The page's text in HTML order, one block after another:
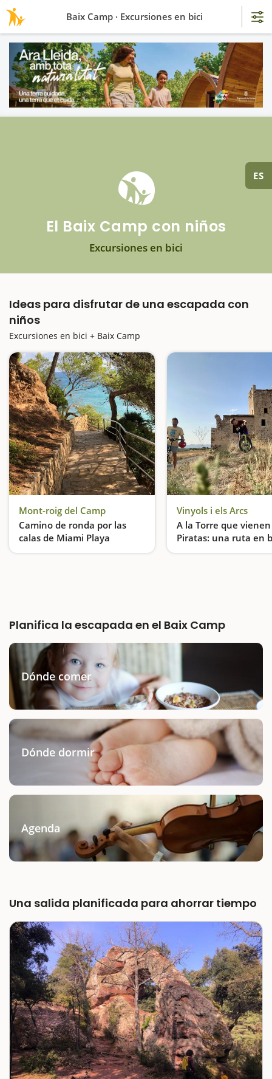
ES
El Baix Camp con niños
Excursiones en bici
Ideas para disfrutar de una escapada con
niños
Excursiones en bici + Baix Camp
Mont-roig del Camp
Camino de ronda por las
calas de Miami Playa
Buscando piratas por el camino de ronda
Vinyols i els Arcs
A la Torre que
Piratas: una ruta en
desde el Camping
Planifica la escapada en el Baix Camp
Dónde comer
Dónde dormir
Agenda
Una salida planificada para ahorrar tiempo
Baix Camp · Excursiones en bici